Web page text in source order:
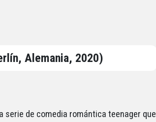
Alemania, 2020)
serie de comedia romántica teenager que